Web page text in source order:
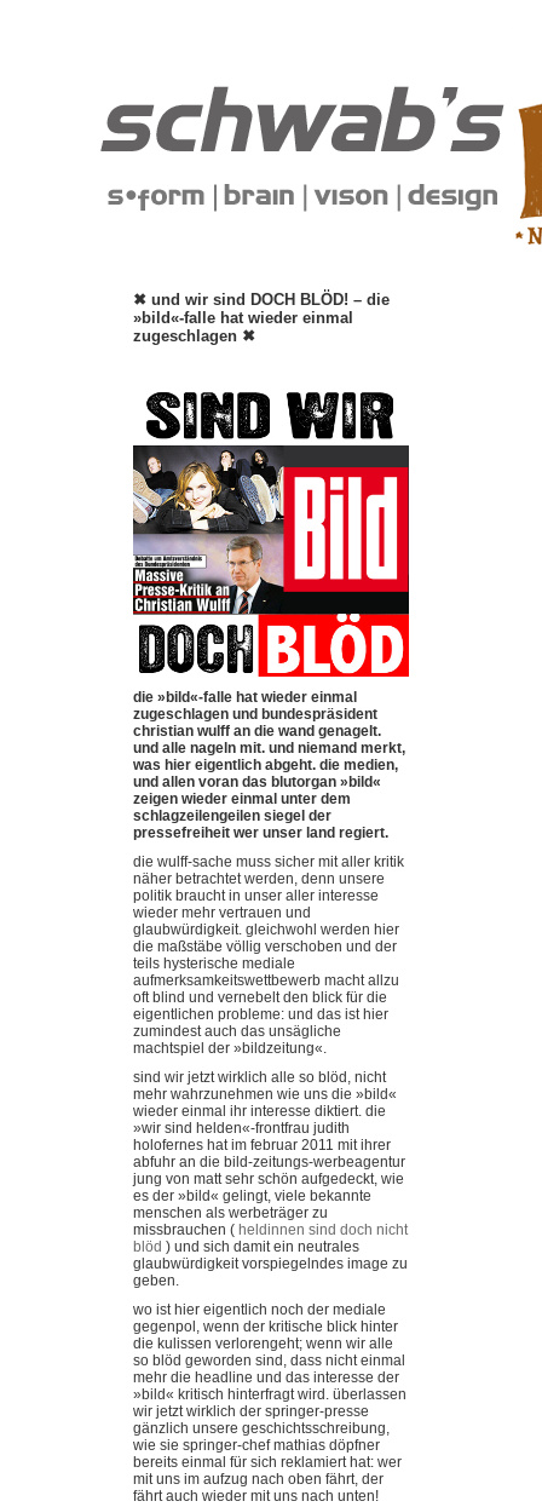
✖ und wir sind DOCH BLÖD! – die
»bild«-falle hat wieder einmal
zugeschlagen ✖
die »bild«-falle hat wieder einmal
zugeschlagen und bundespräsident
christian wulff an die wand genagelt.
und alle nageln mit. und niemand merkt,
was hier eigentlich abgeht. die medien,
und allen voran das blutorgan »bild«
zeigen wieder einmal unter dem
schlagzeilengeilen siegel der
pressefreiheit wer unser land regiert.
die wulff-sache muss sicher mit aller kritik
näher betrachtet werden, denn unsere
politik braucht in unser aller interesse
wieder mehr vertrauen und
glaubwürdigkeit. gleichwohl werden hier
die maßstäbe völlig verschoben und der
teils hysterische mediale
aufmerksamkeitswettbewerb macht allzu
oft blind und vernebelt den blick für die
eigentlichen probleme: und das ist hier
zumindest auch das unsägliche
machtspiel der »bildzeitung«.
sind wir jetzt wirklich alle so blöd, nicht
mehr wahrzunehmen wie uns die »bild«
wieder einmal ihr interesse diktiert. die
»wir sind helden«-frontfrau judith
holofernes hat im februar 2011 mit ihrer
abfuhr an die bild-zeitungs-werbeagentur
jung von matt sehr schön aufgedeckt, wie
es der »bild« gelingt, viele bekannte
menschen als werbeträger zu
missbrauchen ( heldinnen sind doch nicht
blöd ) und sich damit ein neutrales
glaubwürdigkeit vorspiegelndes image zu
geben.
wo ist hier eigentlich noch der mediale
gegenpol, wenn der kritische blick hinter
die kulissen verlorengeht; wenn wir alle
so blöd geworden sind, dass nicht einmal
mehr die headline und das interesse der
»bild« kritisch hinterfragt wird. überlassen
wir jetzt wirklich der springer-presse
gänzlich unsere geschichtsschreibung,
wie sie springer-chef mathias döpfner
bereits einmal für sich reklamiert hat: wer
mit uns im aufzug nach oben fährt, der
fährt auch wieder mit uns nach unten!